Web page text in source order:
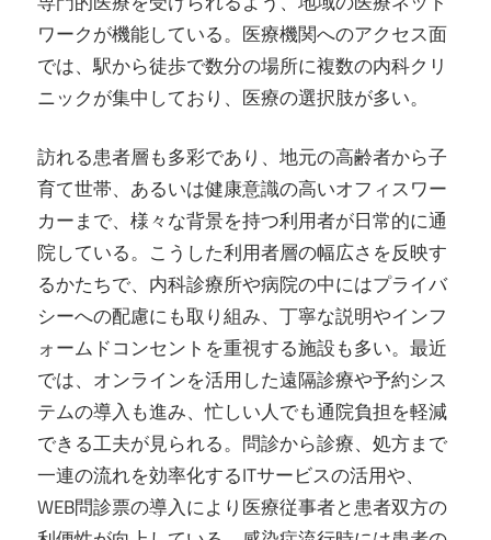
ワークが機能している。医療機関へのアクセス面
では、駅から徒歩で数分の場所に複数の内科クリ
ニックが集中しており、医療の選択肢が多い。
訪れる患者層も多彩であり、地元の高齢者から子
育て世帯、あるいは健康意識の高いオフィスワー
カーまで、様々な背景を持つ利用者が日常的に通
院している。こうした利用者層の幅広さを反映す
るかたちで、内科診療所や病院の中にはプライバ
シーへの配慮にも取り組み、丁寧な説明やインフ
ォームドコンセントを重視する施設も多い。最近
では、オンラインを活用した遠隔診療や予約シス
テムの導入も進み、忙しい人でも通院負担を軽減
できる工夫が見られる。問診から診療、処方まで
一連の流れを効率化するITサービスの活用や、
WEB問診票の導入により医療従事者と患者双方の